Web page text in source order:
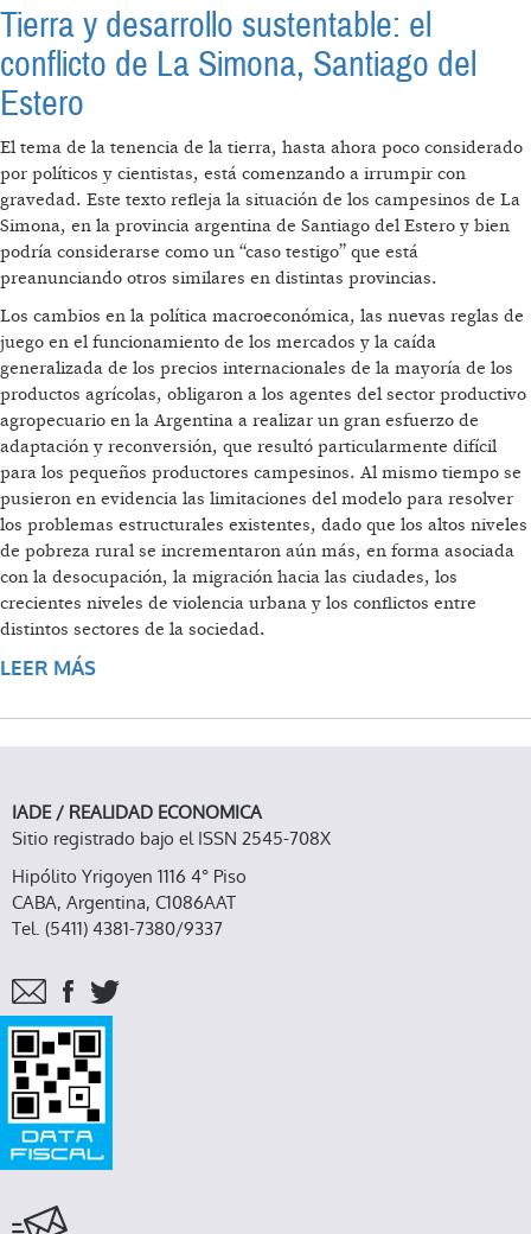
Tierra y desarrollo sustentable: el
conflicto de La Simona, Santiago del
Estero
El tema de la tenencia de la tierra, hasta ahora poco considerado
por políticos y cientistas, está comenzando a irrumpir con
gravedad. Este texto refleja la situación de los campesinos de La
Simona, en la provincia argentina de Santiago del Estero y bien
podría considerarse como un “caso testigo” que está
preanunciando otros similares en distintas provincias.
Los cambios en la política macroeconómica, las nuevas reglas de
juego en el funcionamiento de los mercados y la caída
generalizada de los precios internacionales de la mayoría de los
productos agrícolas, obligaron a los agentes del sector productivo
agropecuario en la Argentina a realizar un gran esfuerzo de
adaptación y reconversión, que resultó particularmente difícil
para los pequeños productores campesinos. Al mismo tiempo se
pusieron en evidencia las limitaciones del modelo para resolver
los problemas estructurales existentes, dado que los altos niveles
de pobreza rural se incrementaron aún más, en forma asociada
con la desocupación, la migración hacia las ciudades, los
crecientes niveles de violencia urbana y los conflictos entre
distintos sectores de la sociedad.
LEER MÁS
SIMONA, SANTIAGO DEL ESTERO
IADE / REALIDAD ECONOMICA
Sitio registrado bajo el ISSN 2545-708X
Hipólito Yrigoyen 1116 4° Piso
CABA, Argentina, C1086AAT
Tel. (5411) 4381-7380/9337